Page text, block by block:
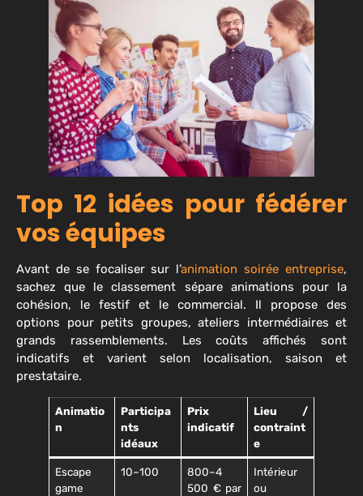
Top 12 idées pour fédérer
vos équipes
Avant de se focaliser sur l’animation soirée entreprise,
sachez que le classement sépare animations pour la
cohésion, le festif et le commercial. Il propose des
options pour petits groupes, ateliers intermédiaires et
grands rassemblements. Les coûts affichés sont
indicatifs et varient selon localisation, saison et
prestataire.
Animatio
n
Participa
nts
idéaux
Prix
indicatif
Lieu /
contraint
e
Escape
game
10–100
800–4
500 € par
Intérieur
ou